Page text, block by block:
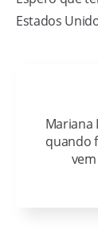
Estados
Mariana
quando